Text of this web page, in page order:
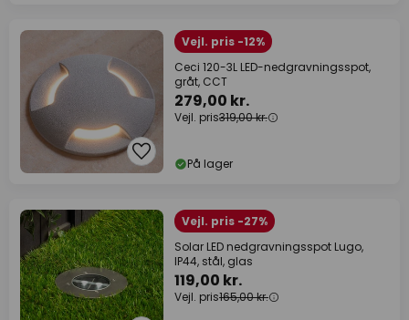
Vejl. pris -12%
Ceci 120-3L LED-nedgravningsspot,
gråt, CCT
279,00 kr.
Vejl. pris319,00 kr.
På lager
Vejl. pris -27%
Solar LED nedgravningsspot Lugo,
IP44, stål, glas
119,00 kr.
Vejl. pris165,00 kr.